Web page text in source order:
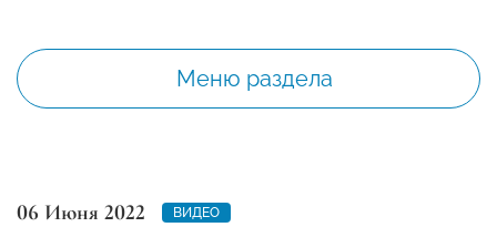
Меню раздела
06 Июня 2022 ВИДЕО